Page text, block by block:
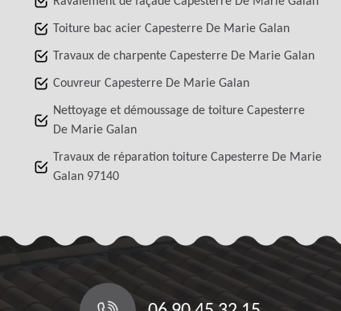
Toiture bac acier Capesterre De Marie Galan
Travaux de charpente Capesterre De Marie Galan
Couvreur Capesterre De Marie Galan
Nettoyage et démoussage de toiture Capesterre
De Marie Galan
Travaux de réparation toiture Capesterre De Marie
Galan 97140